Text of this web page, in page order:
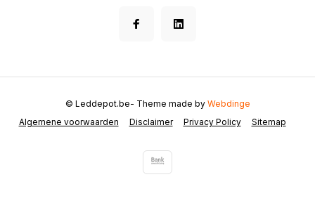
Algemene voorwaarden Disclaimer Privacy Policy Sitemap
© Leddepot.be- Theme made by Webdinge